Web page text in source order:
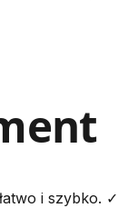
i szybko. ✓